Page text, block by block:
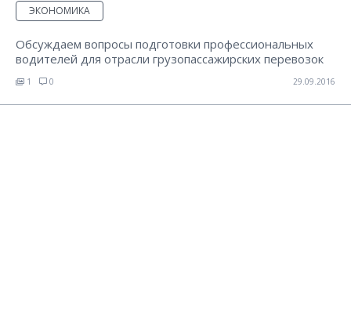
ЭКОНОМИКА
Обсуждаем вопросы подготовки профессиональных
водителей для отрасли грузопассажирских перевозок
1 0 29.09.2016